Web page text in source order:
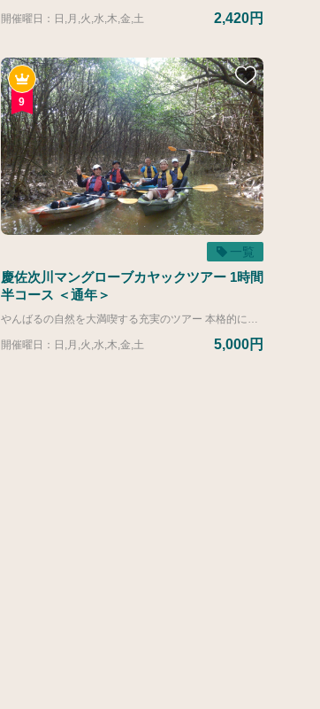
開催曜日：日,月,火,水,木,金,土 2,420円
9
一覧
慶佐次川マングローブカヤックツアー 1時間
半コース ＜通年＞
やんばるの自然を大満喫する充実のツアー 本格的にアウトドア！神秘的なやんばるの森を堪能。大自然を思う存分満喫してください。 ■1時間半コース（所要時間：約2時間） 3歳から参加可能な川のみの体験コース。小さいお子様やご年配の方がいらっしゃるご家族に人気です。 下記リンクより開催日と時間を確認いただきお申込みください。 ※潮の満ち引きによりカレンダーに記載のお時間が変更になる場合がございます。 ※カレンダーに記載がないお日にちはお申込みいただけません。 https://calendar.google.com/calendar/embed?src=j8ttps32alsahu48ptohkbvouk%40group.calendar.google.com&ctz=Asia%2FTokyo
開催曜日：日,月,火,水,木,金,土 5,000円